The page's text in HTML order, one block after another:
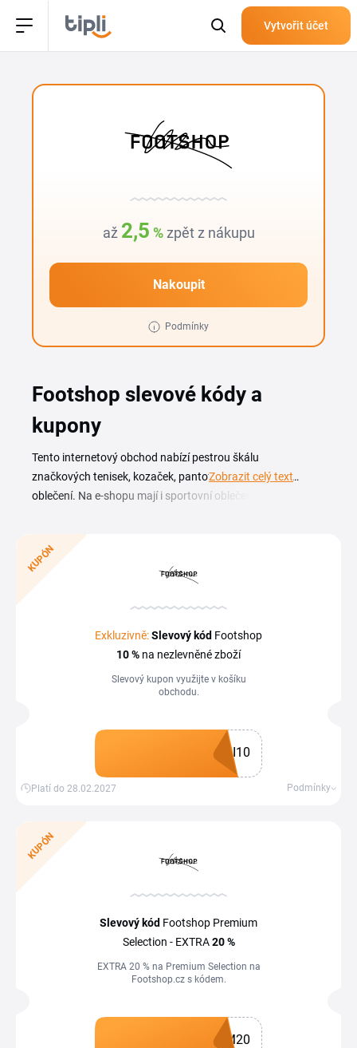
Vytvořit účet
až 2,5 % zpět z nákupu
Nakoupit
Podmínky
Footshop slevové kódy a
kupony
Tento internetový obchod nabízí pestrou škálu
značkových tenisek, kozaček, pantoflí, ale i doplňků a
oblečení. Na e-shopu mají i sportovní oblečení a
možné ušetřit tak, že si budete vybírat zlevněné produkty v
kategorii Slevy. Pokud se přihlásíte do Footshop Clubu,
nabídkám. Zákazníci, kteří si nakoupí nad určitou částku,
získají na objednávku dopravu zdarma a nebudou muset
platit za poštovné a balné.
Zobrazit celý text
KUPÓN
Exkluzivně:Slevový kód Footshop
10 % na nezlevněné zboží
Slevový kupon využijte v košíku
obchodu.
I10
Platí do 28.02.2027 Podmínky
KUPÓN
Slevový kód Footshop Premium
Selection - EXTRA20 %
EXTRA 20 % na Premium Selection na
Footshop.cz s kódem.
M20